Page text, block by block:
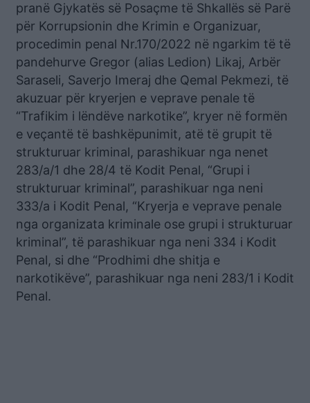
pranë Gjykatës së Posaçme të Shkallës së Parë
për Korrupsionin dhe Krimin e Organizuar,
procedimin penal Nr.170/2022 në ngarkim të të
pandehurve Gregor (alias Ledion) Likaj, Arbër
Saraseli, Saverjo Imeraj dhe Qemal Pekmezi, të
akuzuar për kryerjen e veprave penale të
“Trafikim i lëndëve narkotike”, kryer në formën
e veçantë të bashkëpunimit, atë të grupit të
strukturuar kriminal, parashikuar nga nenet
283/a/1 dhe 28/4 të Kodit Penal, “Grupi i
strukturuar kriminal”, parashikuar nga neni
333/a i Kodit Penal, “Kryerja e veprave penale
nga organizata kriminale ose grupi i strukturuar
kriminal”, të parashikuar nga neni 334 i Kodit
Penal, si dhe “Prodhimi dhe shitja e
narkotikëve”, parashikuar nga neni 283/1 i Kodit
Penal.